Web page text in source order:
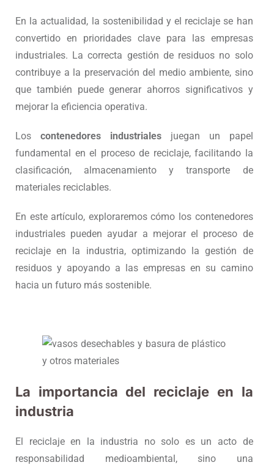
En la actualidad, la sostenibilidad y el reciclaje se han
convertido en prioridades clave para las empresas
industriales. La correcta gestión de residuos no solo
contribuye a la preservación del medio ambiente, sino
que también puede generar ahorros significativos y
mejorar la eficiencia operativa.
Los contenedores industrialesjuegan un papel
fundamental en el proceso de reciclaje, facilitando la
clasificación, almacenamiento y transporte de
materiales reciclables.
En este artículo, exploraremos cómo los contenedores
industriales pueden ayudar a mejorar el proceso de
reciclaje en la industria, optimizando la gestión de
residuos y apoyando a las empresas en su camino
hacia un futuro más sostenible.
La importancia del reciclaje en la
industria
El reciclaje en la industria no solo es un acto de
responsabilidad medioambiental, sino una